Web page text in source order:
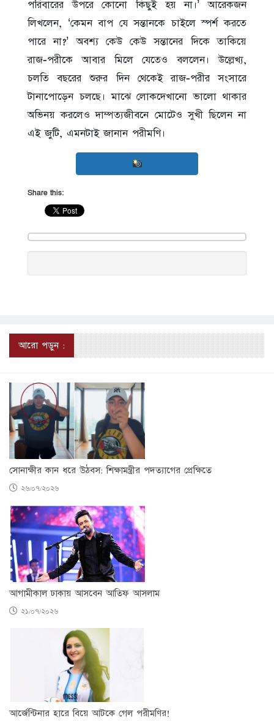
পরিবারের উপরে কোনো কিছুই হয় না।’ আরেকজন
লিখলেন, ‘কেমন বাপ যে সন্তানকে চাইলে স্পর্শ করতে
পারে না?’ অবশ্য কেউ কেউ সন্তানের দিকে তাকিয়ে
রাজ-পরীকে আবার মিলে যেতেও বললেন। উল্লেখ্য,
চলতি বছরের শুরুর দিন থেকেই রাজ-পরীর সংসারে
টানাপোড়েন চলছে। মাঝে লোকদেখানো ভালো থাকার
অভিনয় করলেও দাম্পত্যজীবনে মোটেও সুখী ছিলেন না
এই জুটি, এমনটাই জানান পরীমণি।
Share this:
আরো পড়ুন :
সোনাক্ষীর কান ধরে উঠবস: শিক্ষামন্ত্রীর পদত্যাগের প্রেক্ষিতে
২৬/০৭/২০২৬
আগামীকাল ঢাকায় আসবেন আতিফ আসলাম
২১/০৭/২০২৬
আর্জেন্টিনার হারে বিয়ে আটকে গেল পরীমণির!